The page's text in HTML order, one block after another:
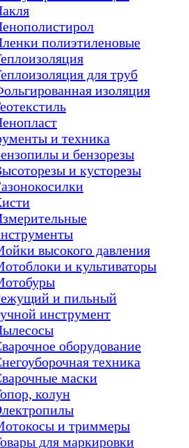
полиэтиленовые
для труб
изоляция
и техника
и бензорезы
и кусторезы
высокого давления
и культиваторы
и пильный
инструмент
оборудование
техника
маски
колун
и триммеры
для маркировки